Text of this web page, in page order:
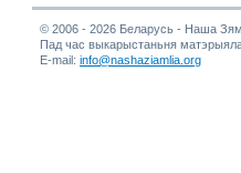
© 2006 - 2026 Беларусь - Наша
Пад час выкарыстаньня
E-mail: info@nashaziamlia.org